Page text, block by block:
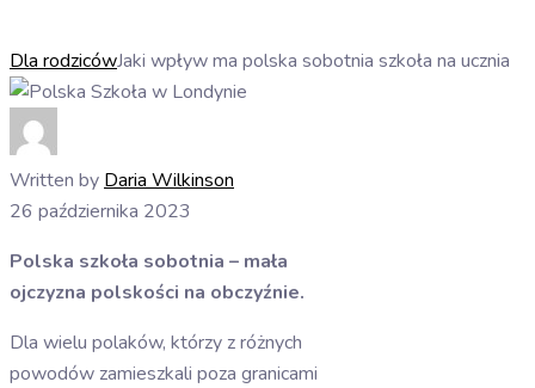
Dla rodzicówJaki wpływ ma polska sobotnia szkoła na ucznia
Written by Daria Wilkinson
26 października 2023
Polska szkoła sobotnia – mała
ojczyzna polskości na obczyźnie.
Dla wielu polaków, którzy z różnych
powodów zamieszkali poza granicami